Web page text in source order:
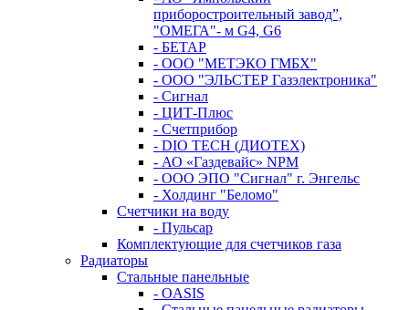
приборостроительный завод”,
"ОМЕГА"- м G4, G6
- БЕТАР
- ООО "МЕТЭКО ГМБХ"
- ООО "ЭЛЬСТЕР Газэлектроника"
- Сигнал
- ЦИТ-Плюс
- Счетприбор
- DIO TECH (ДИОТЕХ)
- АО «Газдевайс» NPM
- ООО ЭПО "Сигнал" г. Энгельс
- Холдинг "Беломо"
Счетчики на воду
- Пульсар
Комплектующие для счетчиков газа
Радиаторы
Стальные панельные
- OASIS